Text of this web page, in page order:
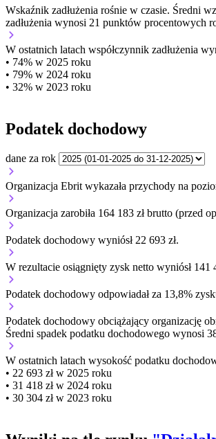
Wskaźnik zadłużenia rośnie w czasie. Średni
zadłużenia wynosi 21 punktów procentowych
W ostatnich latach współczynnik zadłużenia
• 74% w 2025 roku
• 79% w 2024 roku
• 32% w 2023 roku
Podatek dochodowy
dane za rok
Organizacja Ebrit wykazała przychody na
Organizacja zarobiła 164 183 zł brutto (przed
Podatek dochodowy wyniósł 22 693 zł.
W rezultacie osiągnięty zysk netto wyniósł 141
Podatek dochodowy odpowiadał za 13,8%
Podatek dochodowy obciążający organizację
Średni spadek podatku dochodowego wynosi
W ostatnich latach wysokość podatku
• 22 693 zł w 2025 roku
• 31 418 zł w 2024 roku
• 30 304 zł w 2023 roku